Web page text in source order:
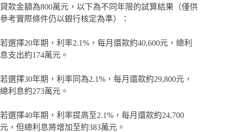
貸款金額為800萬元，以下為不同年限的試算結果（僅供
參考實際條件仍以銀行核定為準）：
若選擇20年期，利率2.1%，每月還款約40,600元，總利
息支出約174萬元。
若選擇30年期，利率同為2.1%，每月還款約29,800元，
總利息約273萬元。
若選擇40年期，利率提高至2.1%，每月還款約24,700
元，但總利息將增加至約383萬元。